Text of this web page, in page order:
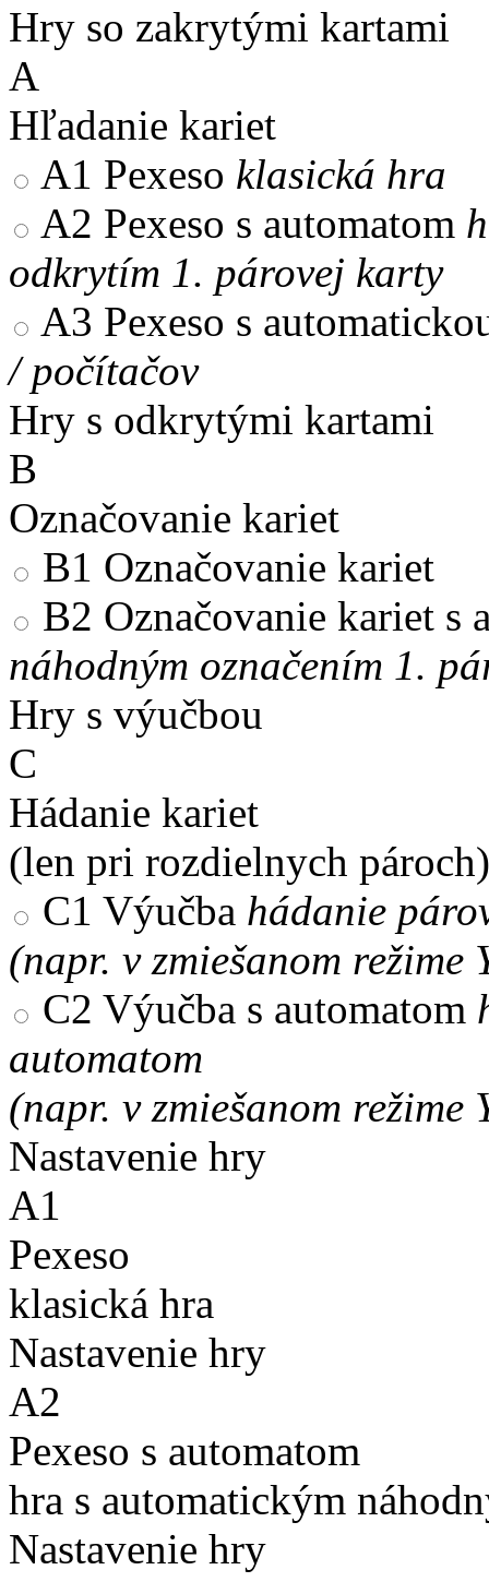
Hry so zakrytými kartami
A
Hľadanie kariet
A1 Pexeso klasická hra
A2 Pexeso s automatom
odkrytím 1. párovej karty
A3 Pexeso s
/ počítačov
Hry s odkrytými kartami
B
Označovanie kariet
B1 Označovanie kariet
B2 Označovanie kariet s
náhodným označením 1.
Hry s výučbou
C
Hádanie kariet
(len pri rozdielnych pároch)
C1 Výučba hádanie
(napr. v zmiešanom režime
C2 Výučba s automatom
automatom
(napr. v zmiešanom režime
Nastavenie hry
A1
Pexeso
klasická hra
Nastavenie hry
A2
Pexeso s automatom
hra s automatickým
Nastavenie hry